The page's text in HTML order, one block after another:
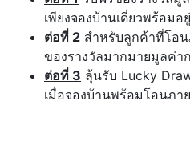
เพียงจองบ้านเดี่ยวพร้อมอ
ต่อที่ 2 สำหรับลูกค้าที่โอ
ของรางวัลมากมายมูลค่า
ต่อที่ 3 ลุ้นรับ Lucky
เมื่อจองบ้านพร้อมโอนภ